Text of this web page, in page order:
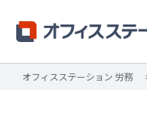
オフィスステーション 労務